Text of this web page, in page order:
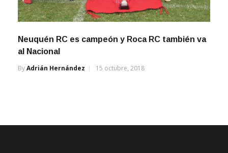
Neuquén RC es campeón y Roca RC también va
al Nacional
ByAdrián Hernández 15 octubre, 2018